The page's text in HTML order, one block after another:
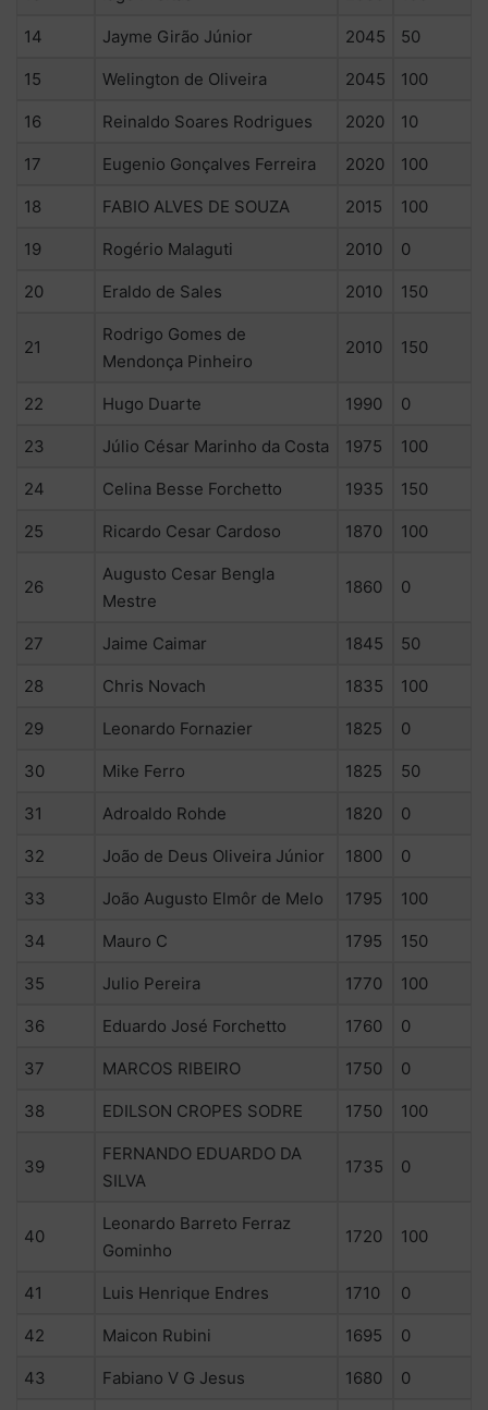
14 Jayme Girão Júnior 2045 50
15 Welington de Oliveira 2045 100
16 Reinaldo Soares Rodrigues 2020 10
17 Eugenio Gonçalves Ferreira 2020 100
18 FABIO ALVES DE SOUZA 2015 100
19 Rogério Malaguti 2010 0
20 Eraldo de Sales 2010 150
21
Rodrigo Gomes de
Mendonça Pinheiro
2010 150
22 Hugo Duarte 1990 0
23 Júlio César Marinho da Costa 1975 100
24 Celina Besse Forchetto 1935 150
25 Ricardo Cesar Cardoso 1870 100
26
Augusto Cesar Bengla
Mestre
1860 0
27 Jaime Caimar 1845 50
28 Chris Novach 1835 100
29 Leonardo Fornazier 1825 0
30 Mike Ferro 1825 50
31 Adroaldo Rohde 1820 0
32 João de Deus Oliveira Júnior 1800 0
33 João Augusto Elmôr de Melo 1795 100
34 Mauro C 1795 150
35 Julio Pereira 1770 100
36 Eduardo José Forchetto 1760 0
37 MARCOS RIBEIRO 1750 0
38 EDILSON CROPES SODRE 1750 100
39
FERNANDO EDUARDO DA
SILVA
1735 0
40
Leonardo Barreto Ferraz
Gominho
1720 100
41 Luis Henrique Endres 1710 0
42 Maicon Rubini 1695 0
43 Fabiano V G Jesus 1680 0